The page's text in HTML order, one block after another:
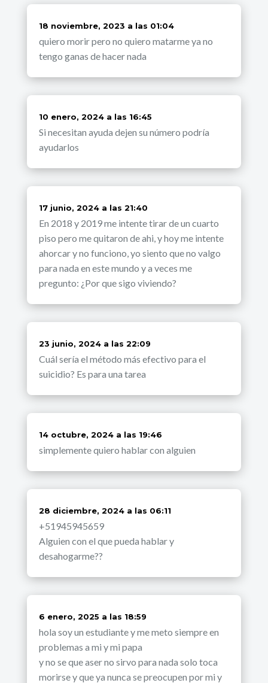
dice:
18 noviembre, 2023 a las 01:04
quiero morir pero no quiero matarme ya no
tengo ganas de hacer nada
dice:
10 enero, 2024 a las 16:45
Si necesitan ayuda dejen su número podría
ayudarlos
dice:
17 junio, 2024 a las 21:40
En 2018 y 2019 me intente tirar de un cuarto
piso pero me quitaron de ahi, y hoy me intente
ahorcar y no funciono, yo siento que no valgo
para nada en este mundo y a veces me
pregunto: ¿Por que sigo viviendo?
dice:
23 junio, 2024 a las 22:09
Cuál sería el método más efectivo para el
suicidio? Es para una tarea
dice:
14 octubre, 2024 a las 19:46
simplemente quiero hablar con alguien
dice:
28 diciembre, 2024 a las 06:11
+51945945659
Alguien con el que pueda hablar y
desahogarme??
dice:
6 enero, 2025 a las 18:59
hola soy un estudiante y me meto siempre en
problemas a mi y mi papa
y no se que aser no sirvo para nada solo toca
morirse y que ya nunca se preocupen por mi y